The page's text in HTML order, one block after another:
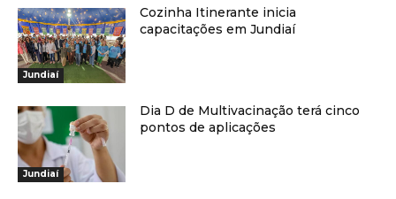
Jundiaí
Cozinha Itinerante inicia
capacitações em Jundiaí
Jundiaí
Dia D de Multivacinação terá cinco
pontos de aplicações